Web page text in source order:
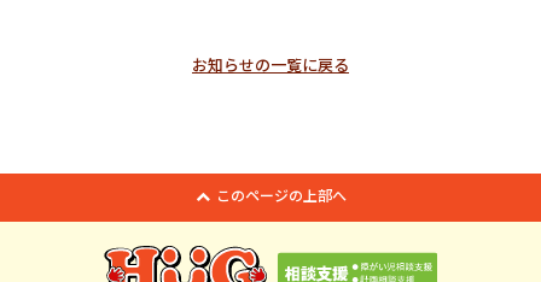
お知らせの一覧に戻る
このページの上部へ